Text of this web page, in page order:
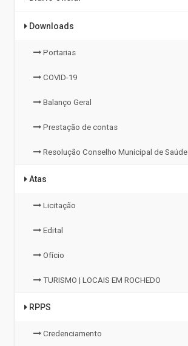
Downloads
Portarias
COVID-19
Balanço Geral
Prestação de contas
Resolução Conselho Municipal de Saúde
Atas
Licitação
Edital
Ofício
TURISMO | LOCAIS EM ROCHEDO
RPPS
Credenciamento